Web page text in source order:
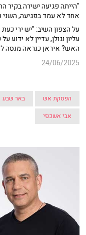
"הייתה פגיעה ישירה בקיר
אחד לא עמד בפגיעה, השני
על הצפון השיב: "יש ירי
עליון וגולן, עדיין לא
האש? איראן כנראה מנסה
24/06/2025
הפסקת אש באר שבע
אבי אשכנזי